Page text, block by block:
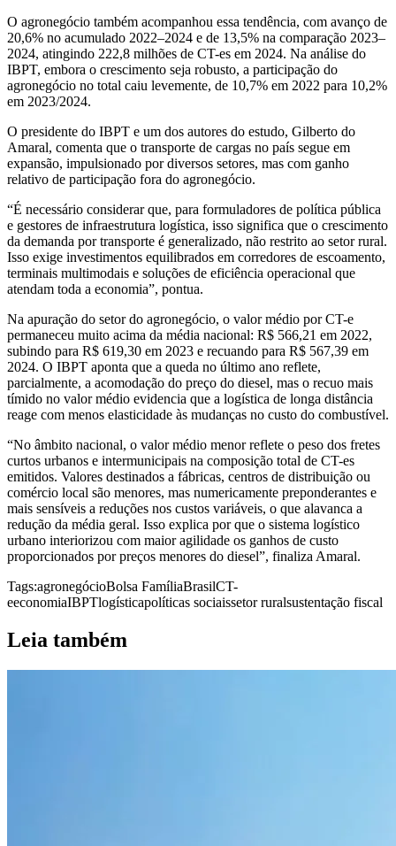
O agronegócio também acompanhou essa tendência, com avanço de
20,6% no acumulado 2022–2024 e de 13,5% na comparação 2023–
2024, atingindo 222,8 milhões de CT-es em 2024. Na análise do
IBPT, embora o crescimento seja robusto, a participação do
agronegócio no total caiu levemente, de 10,7% em 2022 para 10,2%
em 2023/2024.
O presidente do IBPT e um dos autores do estudo, Gilberto do
Amaral, comenta que o transporte de cargas no país segue em
expansão, impulsionado por diversos setores, mas com ganho
relativo de participação fora do agronegócio.
“É necessário considerar que, para formuladores de política pública
e gestores de infraestrutura logística, isso significa que o crescimento
da demanda por transporte é generalizado, não restrito ao setor rural.
Isso exige investimentos equilibrados em corredores de escoamento,
terminais multimodais e soluções de eficiência operacional que
atendam toda a economia”, pontua.
Na apuração do setor do agronegócio, o valor médio por CT-e
permaneceu muito acima da média nacional: R$ 566,21 em 2022,
subindo para R$ 619,30 em 2023 e recuando para R$ 567,39 em
2024. O IBPT aponta que a queda no último ano reflete,
parcialmente, a acomodação do preço do diesel, mas o recuo mais
tímido no valor médio evidencia que a logística de longa distância
reage com menos elasticidade às mudanças no custo do combustível.
“No âmbito nacional, o valor médio menor reflete o peso dos fretes
curtos urbanos e intermunicipais na composição total de CT-es
emitidos. Valores destinados a fábricas, centros de distribuição ou
comércio local são menores, mas numericamente preponderantes e
mais sensíveis a reduções nos custos variáveis, o que alavanca a
redução da média geral. Isso explica por que o sistema logístico
urbano interiorizou com maior agilidade os ganhos de custo
proporcionados por preços menores do diesel”, finaliza Amaral.
Tags:agronegócioBolsa FamíliaBrasilCT-
eeconomiaIBPTlogísticapolíticas sociaissetor ruralsustentação fiscal
Leia também